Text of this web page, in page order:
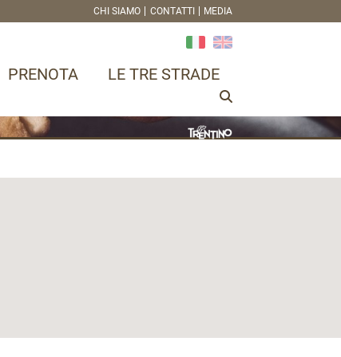
CHI SIAMO CONTATTI MEDIA
PRENOTA LE TRE STRADE